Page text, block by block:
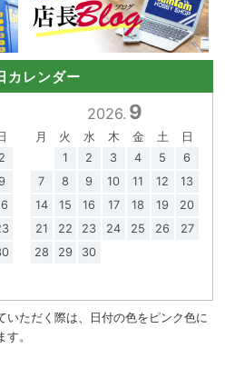
カレンダー
2
2026. 9
月 火 水 木 金 土
日
1
2 3 4 5
6
7
8 9 10 11 12
13
14
15 16 17 18 19
20
21
22 23 24 25 26
27
28
29 30
いただく際は、日付の色をピンク色に
。